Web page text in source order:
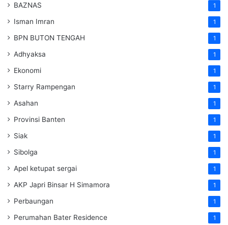
BAZNAS 1
Isman Imran 1
BPN BUTON TENGAH 1
Adhyaksa 1
Ekonomi 1
Starry Rampengan 1
Asahan 1
Provinsi Banten 1
Siak 1
Sibolga 1
Apel ketupat sergai 1
AKP Japri Binsar H Simamora 1
Perbaungan 1
Perumahan Bater Residence 1